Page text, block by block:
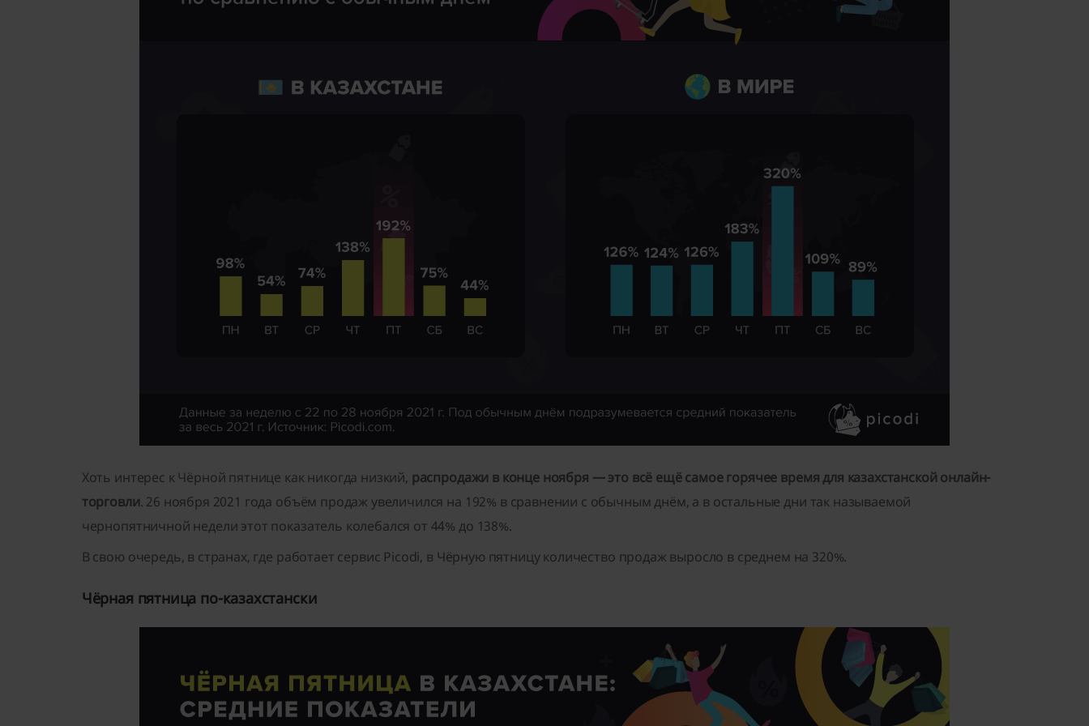
Хоть интерес к Чёрной пятнице как никогда низкий, распродажи в конце ноября — это всё ещё самое горячее время для казахстанской онлайн-
торговли. 26 ноября 2021 года объём продаж увеличился на 192% в сравнении с обычным днём, а в остальные дни так называемой
чернопятничной недели этот показатель колебался от 44% до 138%.
В свою очередь, в странах, где работает сервис Picodi, в Чёрную пятницу количество продаж выросло в среднем на 320%.
Чёрная пятница по-казахстански